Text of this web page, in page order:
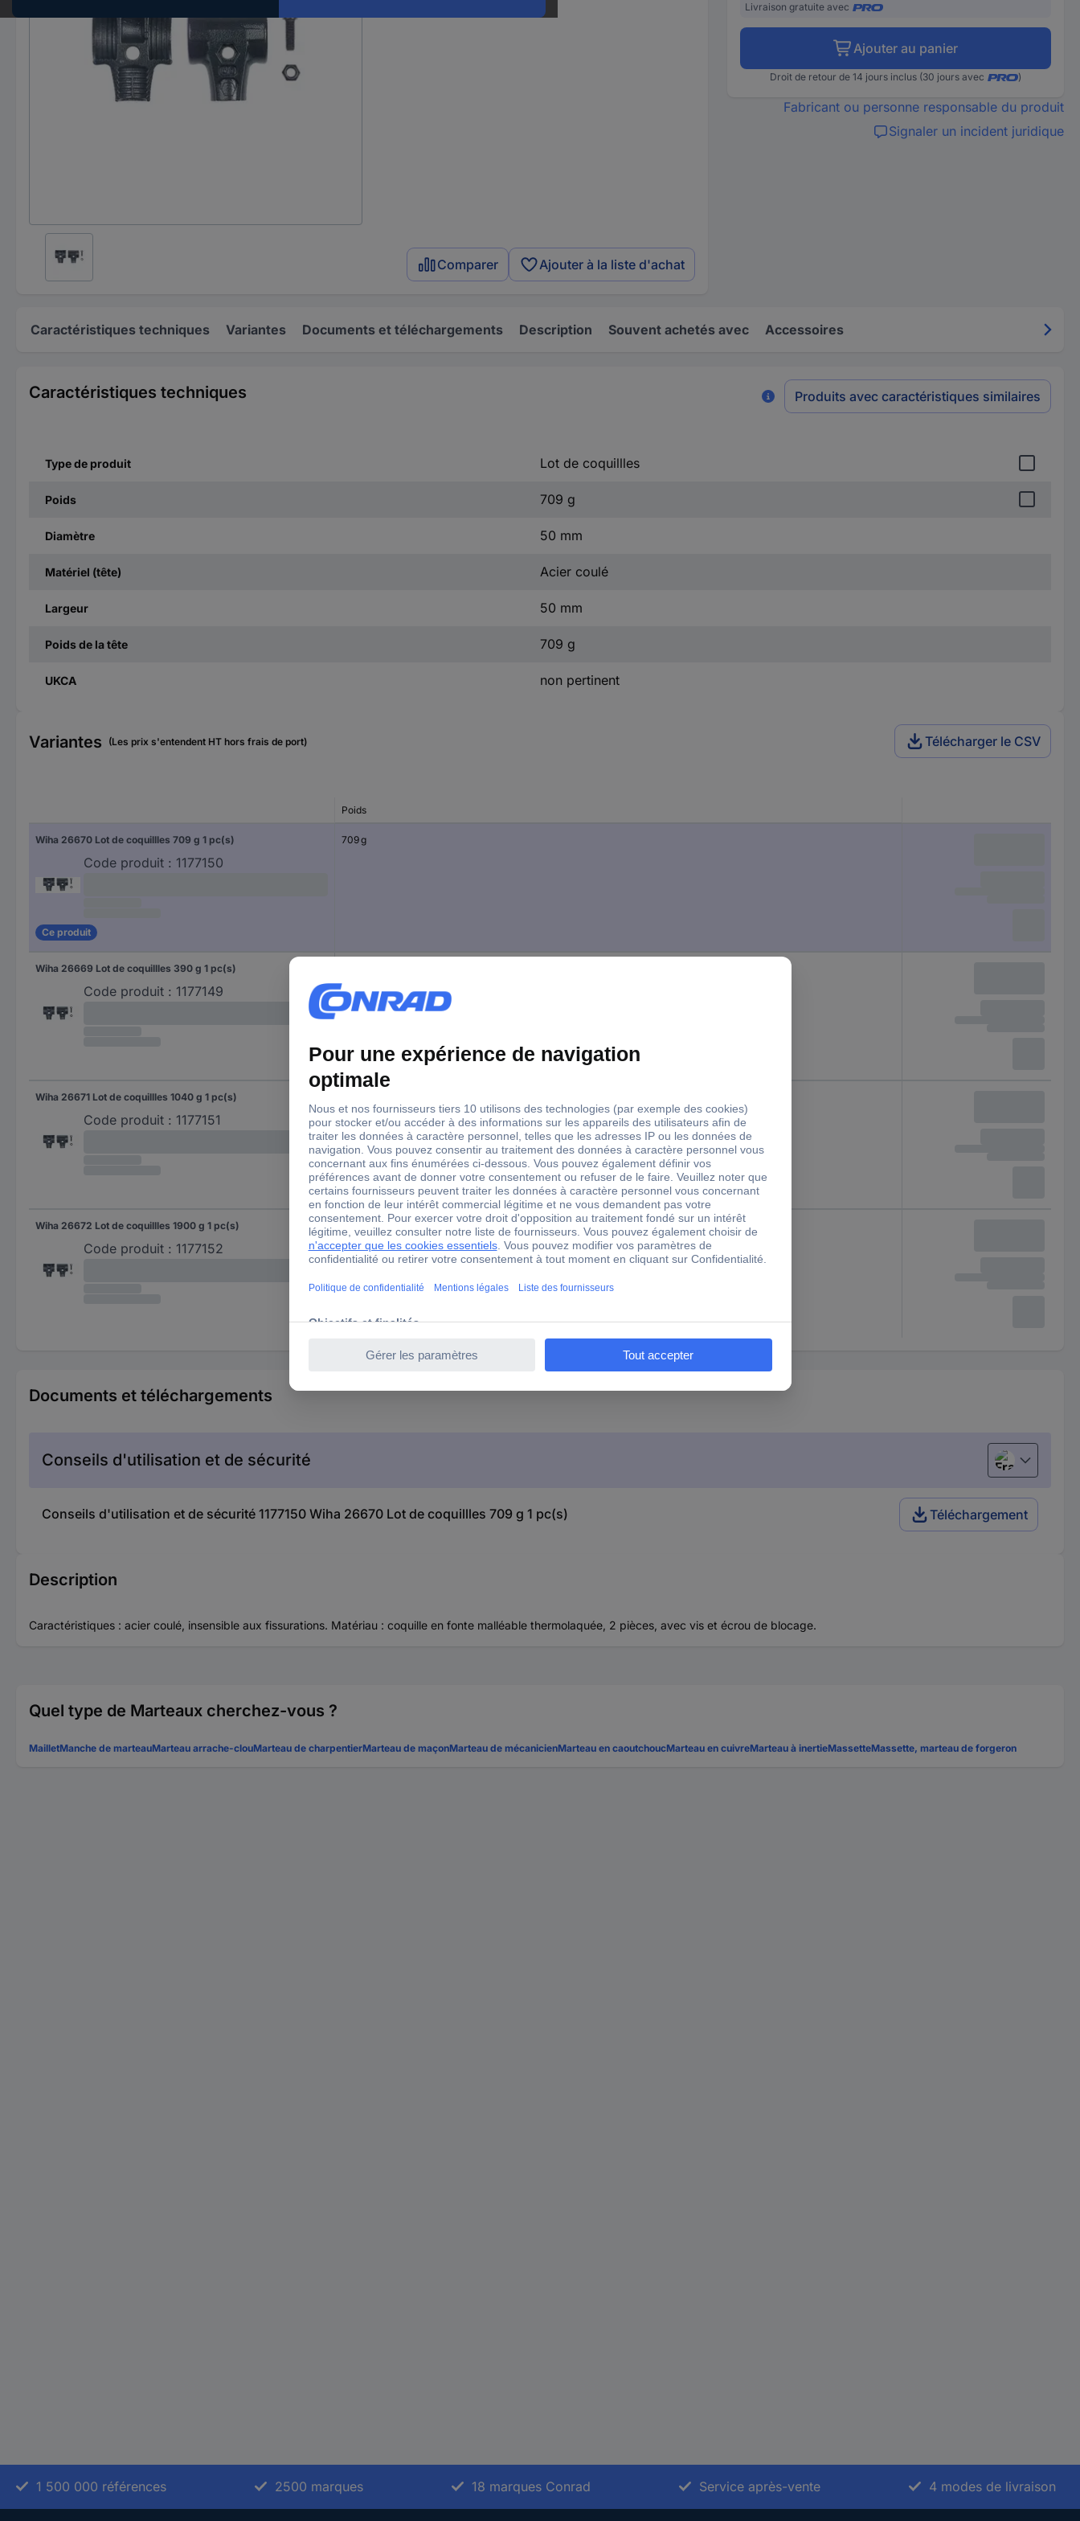
Comparer Ajouter à la liste d'achat
Livraison gratuite avec
Ajouter au panier
Droit de retour de 14 jours inclus (30 jours avec )
Fabricant ou personne responsable du produit
Signaler un incident juridique
Caractéristiques techniques Variantes Documents et téléchargements Description Souvent achetés avec Accessoires
Caractéristiques techniques Produits avec caractéristiques similaires
Type de produit Lot de coquillles
Poids 709 g
Diamètre 50 mm
Matériel (tête) Acier coulé
Largeur 50 mm
Poids de la tête 709 g
UKCA non pertinent
Variantes (Les prix s'entendent HT hors frais de port) Télécharger le CSV
Poids
Wiha 26670 Lot de coquillles 709 g 1 pc(s)
Code produit : 1177150
Ce produit
709 g
Wiha 26669 Lot de coquillles 390 g 1 pc(s)
Code produit : 1177149
Wiha 26671 Lot de coquillles 1040 g 1 pc(s)
Code produit : 1177151
Wiha 26672 Lot de coquillles 1900 g 1 pc(s)
Code produit : 1177152
1900 g
Documents et téléchargements
Conseils d'utilisation et de sécurité Français
Conseils d'utilisation et de sécurité 1177150 Wiha 26670 Lot de coquillles 709 g 1 pc(s) Téléchargement
Description
Caractéristiques : acier coulé, insensible aux fissurations. Matériau : coquille en fonte malléable thermolaquée, 2 pièces, avec vis et écrou de blocage.
Quel type de Marteaux cherchez-vous ?
MailletManche de marteauMarteau arrache-clouMarteau de charpentierMarteau de maçonMarteau de mécanicienMarteau en caoutchoucMarteau en cuivreMarteau à inertieMassetteMassette, marteau de forgeron
1 500 000 références 2500 marques 18 marques Conrad Service après-vente 4 modes de livraison